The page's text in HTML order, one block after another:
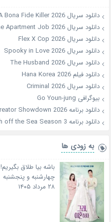
دانلود سریال A Bona Fide Killer 2026
دانلود سریال The Apartment Job 2026
دانلود سریال Flex X Cop 2026
دانلود سریال Spooky in Love 2026
دانلود سریال The Husband 2026
دانلود فیلم Hana Korea 2026
دانلود سریال Criminal 2026
بیوگرافی Go Youn-jung
دانلود برنامه Kill It: Style Creator Showdown 2026
دانلود برنامه Fresh off the Sea Season 3
به زودی ها
باشه بیا طلاق بگیریم!
چهارشنبه و پنجشنبه
۲۸ مرداد ۱۴۰۵